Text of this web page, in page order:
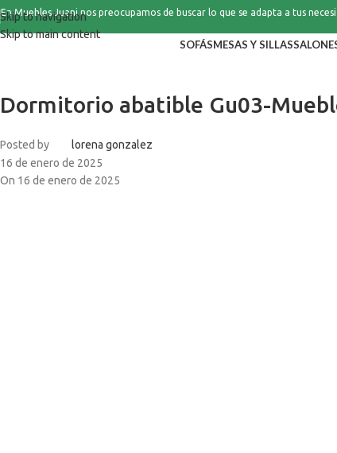
Skip to navigation
Skip to main content
En Muebles Juani nos preocupamos de buscar lo que se adapta a tus
SOFÁSMESAS Y SILLAS
Dormitorio abatible Gu03-
Posted by
lorena gonzalez
16 de enero de 2025
On 16 de enero de 2025